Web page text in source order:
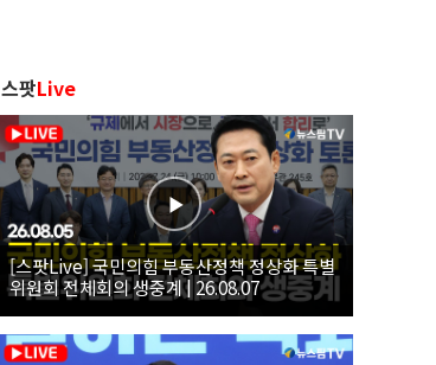
스팟Live
[스팟Live] 국민의힘 부동산정책 정상화 특별
위원회 전체회의 생중계 | 26.08.07